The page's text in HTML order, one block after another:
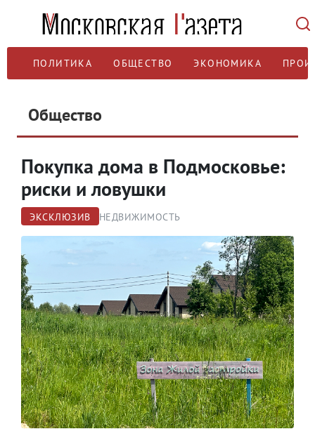
ПОЛИТИКА ОБЩЕСТВО ЭКОНОМИКА
Общество
Покупка дома в Подмосковье:
риски и ловушки
ЭКСКЛЮЗИВ НЕДВИЖИМОСТЬ